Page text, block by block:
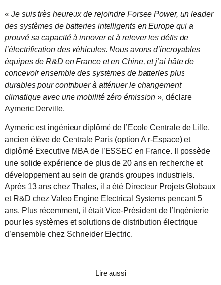
« Je suis très heureux de rejoindre Forsee Power, un leader
des systèmes de batteries intelligents en Europe qui a
prouvé sa capacité à innover et à relever les défis de
l’électrification des véhicules. Nous avons d’incroyables
équipes de R&D en France et en Chine, et j’ai hâte de
concevoir ensemble des systèmes de batteries plus
durables pour contribuer à atténuer le changement
climatique avec une mobilité zéro émission », déclare
Aymeric Derville.
Aymeric est ingénieur diplômé de l’Ecole Centrale de Lille,
ancien élève de Centrale Paris (option Air-Espace) et
diplômé Executive MBA de l’ESSEC en France. Il possède
une solide expérience de plus de 20 ans en recherche et
développement au sein de grands groupes industriels.
Après 13 ans chez Thales, il a été Directeur Projets Globaux
et R&D chez Valeo Engine Electrical Systems pendant 5
ans. Plus récemment, il était Vice-Président de l’Ingénierie
pour les systèmes et solutions de distribution électrique
d’ensemble chez Schneider Electric.
Lire aussi